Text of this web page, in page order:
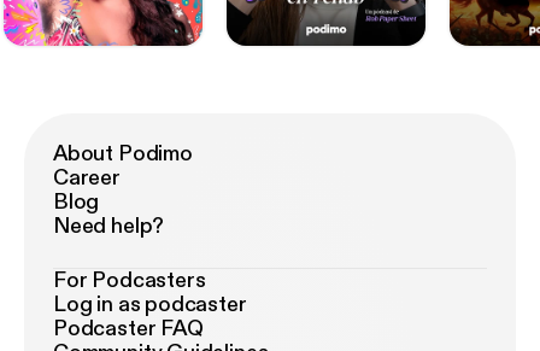
About Podimo
Career
Blog
Need help?
For Podcasters
Log in as podcaster
Podcaster FAQ